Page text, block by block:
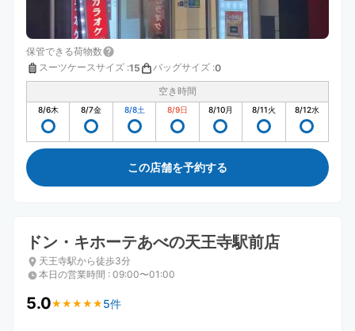
保管できる荷物数
スーツケースサイズ :15 バッグサイズ :0
空き時間
8/6木 8/7金 8/8土 8/9日 8/10月 8/11火 8/12水
この店舗を予約する
ドン・キホーテあべの天王寺駅前店
天王寺駅から徒歩3分
本日の営業時間 : 09:00〜01:00
5.0★ ★ ★ ★ ★
★ ★ ★ ★ ★ 5件